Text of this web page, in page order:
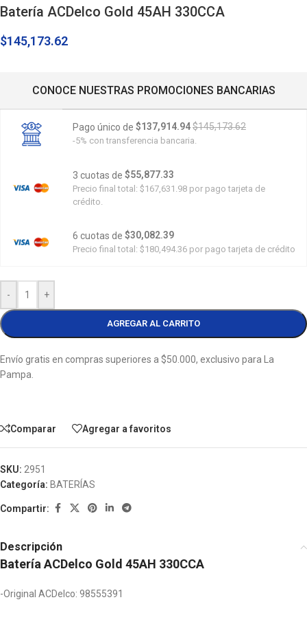
Batería ACDelco Gold 45AH 330CCA
$145,173.62
CONOCE NUESTRAS PROMOCIONES BANCARIAS
Pago único de $137,914.94$145,173.62
-5% con transferencia bancaria.
3 cuotas de $55,877.33
Precio final total: $167,631.98 por pago tarjeta de
crédito.
6 cuotas de $30,082.39
Precio final total: $180,494.36 por pago tarjeta de crédito
- +
AGREGAR AL CARRITO
Envío gratis en compras superiores a $50.000, exclusivo para La
Pampa.
Comparar Agregar a favoritos
SKU: 2951
Categoría: BATERÍAS
Compartir:
Descripción
Batería ACDelco Gold 45AH 330CCA
-Original ACDelco: 98555391